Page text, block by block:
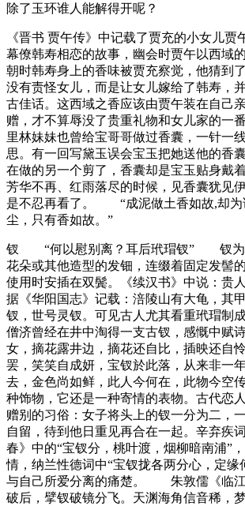
除了玉环谁人能解得开呢？
《晋书 贾午传》中记载了贾充的小女儿贾
幕僚韩寿相恋的故事，幽会时贾午以西域
朝时韩寿身上的香味被贾充察觉，他猜到
没有责怪女儿，而是让女儿嫁给了韩寿，
古佳话。这西域之香应该由贾午装在自己
赠，才不算辱没了贵重礼物和女儿家的一
里林妹妹也曾给宝哥哥做过香囊，一针一
思。有一回写黛玉误会宝玉把她送他的香
在做的另一个剪了，香囊却是宝玉贴身戴
芳华不再、红雨落尽的时候，见香囊犹见
是不忍再看了。 “成泥做土香如故,却为
尘，只有香如故。”
钗 “何以慰别离？耳后玳瑁钗” 钗为
花朵或其他造型的发钿，连缀着固定发髻
使用时安插在双鬓。《续汉书》中说：贵
据《华阳国志》记载：涪陵山有大龟，其
钗，世号灵钗。可见古人尤其看重玳瑁制
僧济曾经在井中淘得一支古钗，感慨中
女，摘花露井边，摘花还自比，插映还
罢，笑笑自成妍，宝钗於此落，从来非
去，金色尚如鲜，此人今何在，此物今
种饰物，它还是一种寄情的表物。古代恋
赠别的习俗：女子将头上的钗一分为二，
自留，待到他日重见再合在一起。辛弃疾
春》中的“宝钗分，桃叶渡，烟柳暗南浦”
情，纳兰性德词中“宝钗拢各两分心，定缘
与自己所爱分离的痛楚。 朱敦儒《临江
破后，擘钗破镜分飞。天渊海角信音稀，